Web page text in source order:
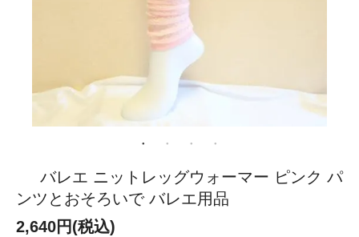
バレエ ニットレッグウォーマー ピンク パ
ンツとおそろいで バレエ用品
2,640円(税込)